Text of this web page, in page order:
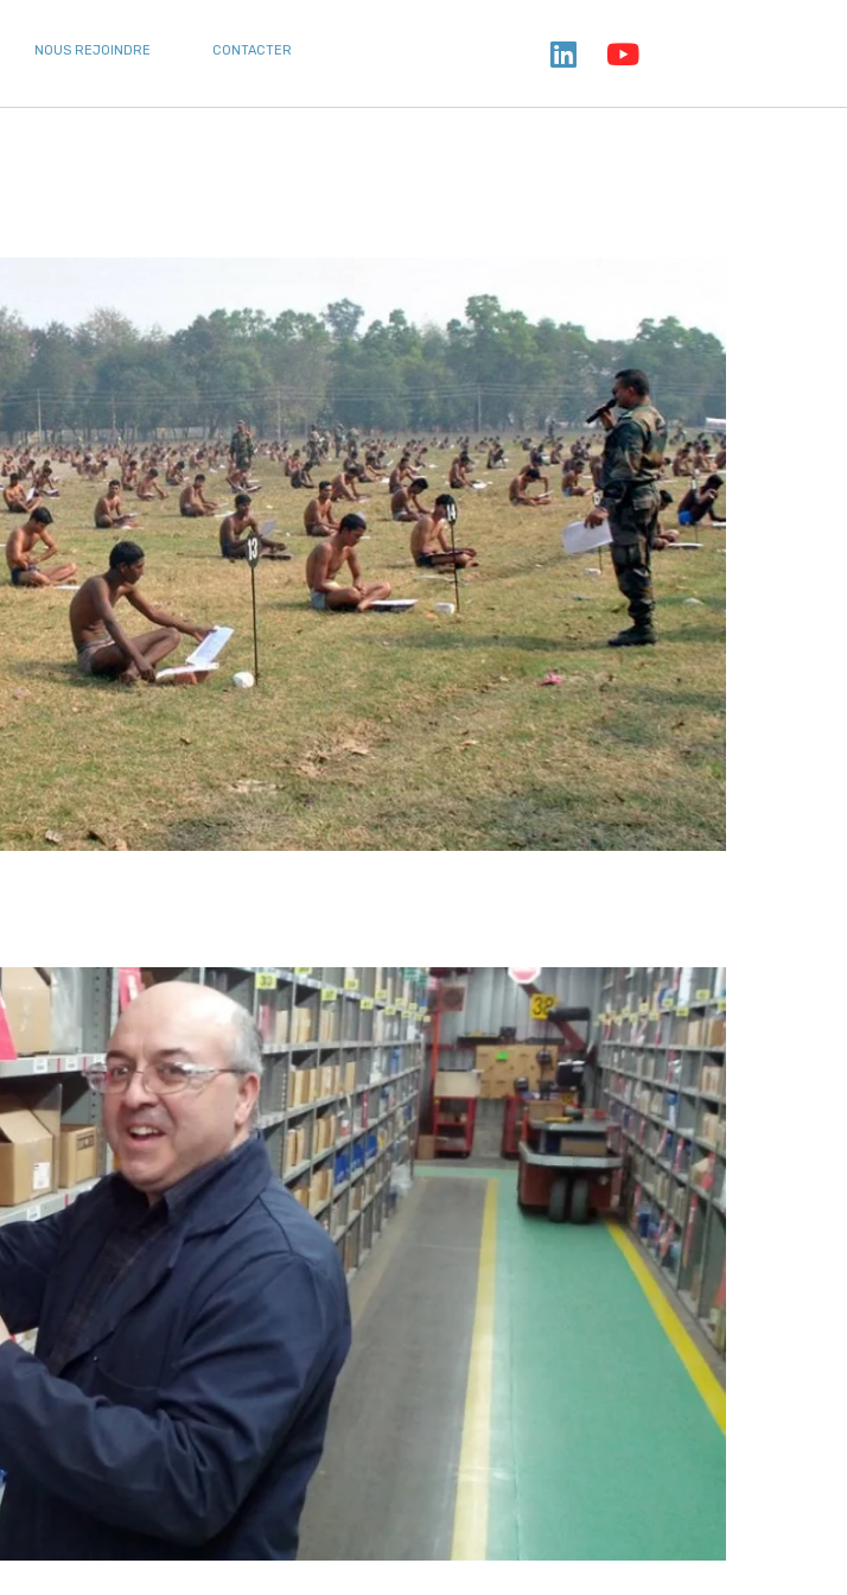
NOUS REJOINDRE CONTACTER